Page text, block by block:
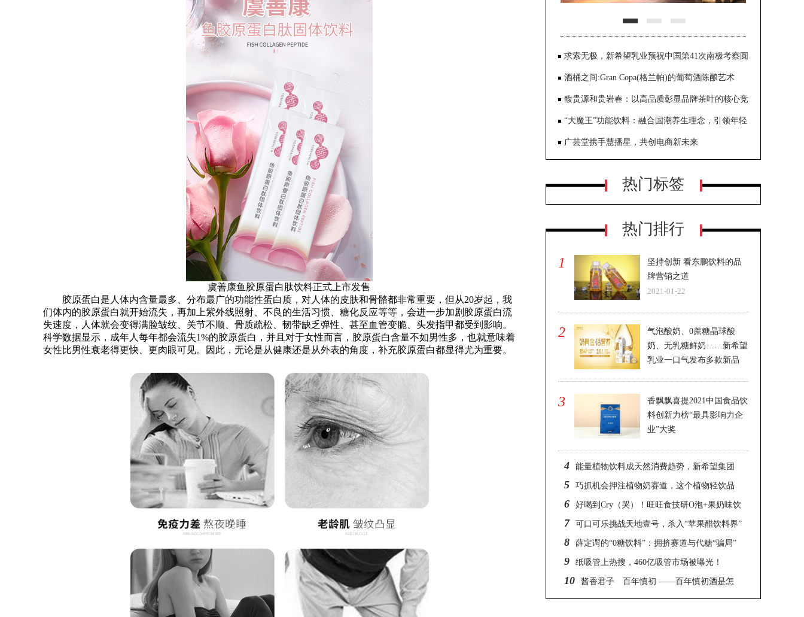
虞善康鱼胶原蛋白肽饮料正式上市发售
胶原蛋白是人体内含量最多、分布最广的功能性蛋白质，对人体的皮肤和骨骼都非常重要，但从20岁起，我
们体内的胶原蛋白就开始流失，再加上紫外线照射、不良的生活习惯、糖化反应等等，会进一步加剧胶原蛋白流
失速度，人体就会变得满脸皱纹、关节不顺、骨质疏松、韧带缺乏弹性、甚至血管变脆、头发指甲都受到影响。
科学数据显示，成年人每年都会流失1%的胶原蛋白，并且对于女性而言，胶原蛋白含量不如男性多，也就意味着
女性比男性衰老得更快、更肉眼可见。因此，无论是从健康还是从外表的角度，补充胶原蛋白都显得尤为重要。
求索无极，新希望乳业预祝中国第41次南极考察圆
满顺利！
酒桶之间:Gran Copa(格兰帕)的葡萄酒陈酿艺术
馥贵源和贵岩春：以高品质彰显品牌茶叶的核心竞
争力
“大魔王”功能饮料：融合国潮养生理念，引领年轻
一代的健康潮流”
广芸堂携手慧播星，共创电商新未来
热门标签
热门排行
1
坚持创新 看东鹏饮料的品
牌营销之道
2021-01-22
2
气泡酸奶、0蔗糖晶球酸
奶、无乳糖鲜奶……新希望
乳业一口气发布多款新品
3
香飘飘喜提2021中国食品饮
料创新力榜“最具影响力企
业”大奖
4 能量植物饮料成天然消费趋势，新希望集团
BIG BUFF霸夫强势出击秋糖！
5 巧抓机会押注植物奶赛道，这个植物轻饮品
牌拿下千万元Pre-A轮投资
6 好喝到Cry（哭）！旺旺食技研O泡+果奶味饮
料满足你的味蕾！
7 可口可乐挑战天地壹号，杀入“苹果醋饮料界”
8 薛定谔的“0糖饮料”：拥挤赛道与代糖“骗局”
9 纸吸管上热搜，460亿吸管市场被曝光！
10 酱香君子 百年慎初 ——百年慎初酒是怎
样“炼”成的